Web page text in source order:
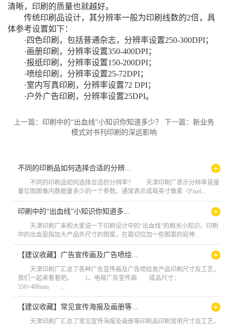
清晰，印刷的质量也就越好。
传统印刷品设计，其分辨率一般为印刷线数的2倍，具
体参考设置如下：
·四色印刷，包括普通杂志，分辨率设置250-300DPI；
·画册印刷，分辨率设置350-400DPI；
·报纸印刷，分辨率设置150-200DPI；
·喷绘印刷，分辨率设置25-72DPI；
·室内写真印刷，分辨率设置72 DPI；
·户外广告印刷，分辨率设置25DPI。
上一篇： 印刷中的“出血线”小知识你知道多少？ 下一篇： 新业务
模式对书刊印刷的深远影响
不同的印刷品如何选择合适的分辨...
不同的印刷品如何选择合适的分辨率？ 天津印刷厂表示分辨率是度
量位图图像内数据量多少的一个参数。通常表示成每英寸像素（Pixel...
印刷中的“出血线”小知识你知道多...
天津印刷厂来和大家说一下印刷设计中的“出血线”的相关小知识。印刷
中的出血是指加大产品外尺寸的图案，在裁切位加一些图案的延伸...
【建议收藏】广告宣传画及广告喷绘...
天津印刷厂汇总了各种广告宣传画及广告喷绘类产品印刷尺寸及工艺，
我们一起来看看吧。 1、电梯广告宣传画 成品尺寸：
550×400mm ...
【建议收藏】常见宣传海报及画册等...
天津印刷厂汇总了常见宣传海报及画册等印刷品印刷常用尺寸及工艺，